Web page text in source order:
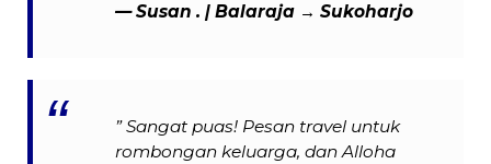
— Susan . | Balaraja → Sukoharjo
” Sangat puas! Pesan travel untuk
rombongan keluarga, dan Alloha